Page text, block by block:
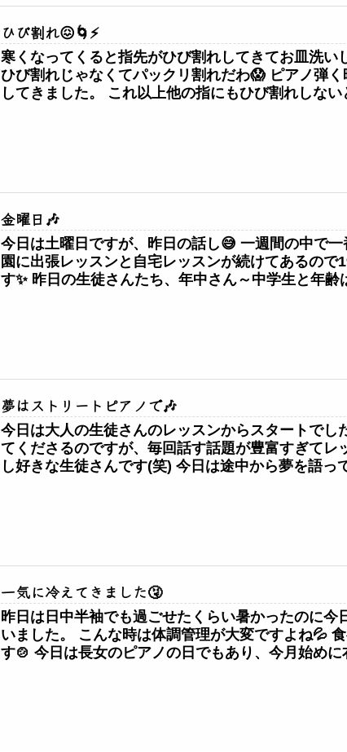
ひび割れ😖🌀⚡
寒くなってくると指先がひび割れしてきてお皿洗
ひび割れじゃなくてパックリ割れだわ😱 ピアノ弾
してきました。 これ以上他の指にもひび割れしな
金曜日🎶
今日は土曜日ですが、昨日の話し😅 一週間の中で
園に出張レッスンと自宅レッスンが続けてあるので
す✨ 昨日の生徒さんたち、年中さん～中学生と年
夢はストリートピアノで🎶
今日は大人の生徒さんのレッスンからスタートでし
てくださるのですが、毎回話す話題が豊富すぎてレ
し好きな生徒さんです(笑) 今日は途中から夢を語っ
一気に冷えてきました🤧
昨日は日中半袖でも過ごせたくらい暑かったのに
いました。 こんな時は体調管理が大変ですよね💦
す🍲 今日は長女のピアノの日でもあり、今月始め